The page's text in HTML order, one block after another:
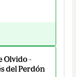
Olvido -
del Perdón